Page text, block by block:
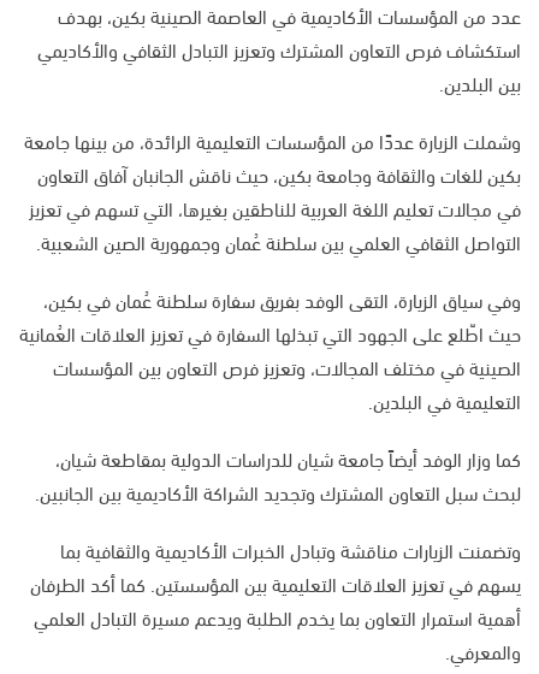
عدد من المؤسسات الأكاديمية في العاصمة الصينية بكين، بهدف
استكشاف فرص التعاون المشترك وتعزيز التبادل الثقافي والأكاديمي
بين البلدين.
وشملت الزيارة عددًا من المؤسسات التعليمية الرائدة، من بينها جامعة
بكين للغات والثقافة وجامعة بكين، حيث ناقش الجانبان آفاق التعاون
في مجالات تعليم اللغة العربية للناطقين بغيرها، التي تسهم في تعزيز
التواصل الثقافي العلمي بين سلطنة عُمان وجمهورية الصين الشعبية.
وفي سياق الزيارة، التقى الوفد بفريق سفارة سلطنة عُمان في بكين،
حيث اطّلع على الجهود التي تبذلها السفارة في تعزيز العلاقات العُمانية
الصينية في مختلف المجالات، وتعزيز فرص التعاون بين المؤسسات
التعليمية في البلدين.
كما وزار الوفد أيضاً جامعة شيان للدراسات الدولية بمقاطعة شيان،
لبحث سبل التعاون المشترك وتجديد الشراكة الأكاديمية بين الجانبين.
وتضمنت الزيارات مناقشة وتبادل الخبرات الأكاديمية والثقافية بما
يسهم في تعزيز العلاقات التعليمية بين المؤسستين. كما أكد الطرفان
أهمية استمرار التعاون بما يخدم الطلبة ويدعم مسيرة التبادل العلمي
والمعرفي.